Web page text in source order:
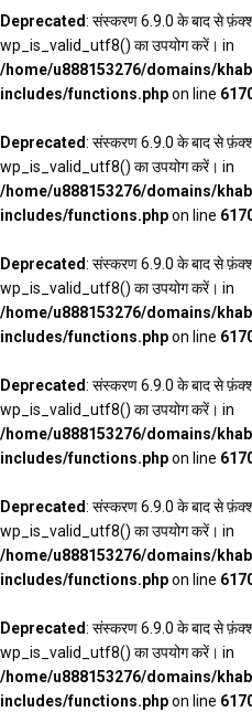
Deprecated: संस्करण 6.9.0 के बाद से
wp_is_valid_utf8() का उपयोग करें। in
/home/u888153276/domains/
includes/functions.phpon line
Deprecated: संस्करण 6.9.0 के बाद से
wp_is_valid_utf8() का उपयोग करें। in
/home/u888153276/domains/
includes/functions.phpon line
Deprecated: संस्करण 6.9.0 के बाद से
wp_is_valid_utf8() का उपयोग करें। in
/home/u888153276/domains/
includes/functions.phpon line
Deprecated: संस्करण 6.9.0 के बाद से
wp_is_valid_utf8() का उपयोग करें। in
/home/u888153276/domains/
includes/functions.phpon line
Deprecated: संस्करण 6.9.0 के बाद से
wp_is_valid_utf8() का उपयोग करें। in
/home/u888153276/domains/
includes/functions.phpon line
Deprecated: संस्करण 6.9.0 के बाद से
wp_is_valid_utf8() का उपयोग करें। in
/home/u888153276/domains/
includes/functions.phpon line